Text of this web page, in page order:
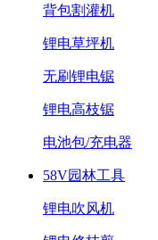
背包割灌机
锂电草坪机
无刷锂电锯
锂电高枝锯
电池包/充电器
58V园林工具
锂电吹风机